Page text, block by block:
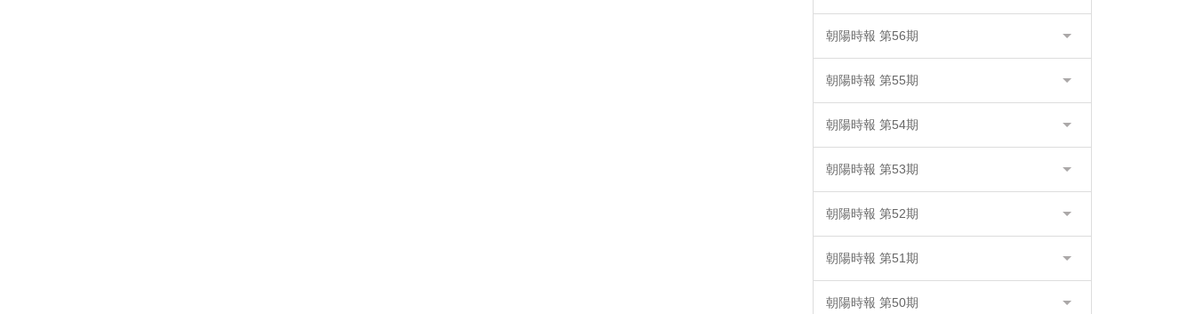
朝陽時報 第56期
朝陽時報 第55期
朝陽時報 第54期
朝陽時報 第53期
朝陽時報 第52期
朝陽時報 第51期
朝陽時報 第50期